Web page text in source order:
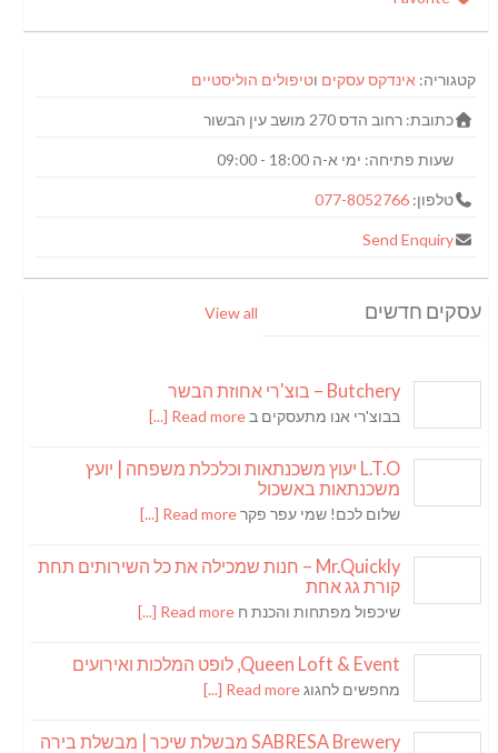
קטגוריה: אינדקס עסקים וטיפולים הוליסטיים
כתובת:רחוב הדס 270 מושב עין הבשור
שעות פתיחה: ימי א-ה 18:00 - 09:00
טלפון:077-8052766
Send Enquiry
עסקים חדשים View all
Butchery – בוצ'רי אחוזת הבשר
בבוצ'רי אנו מתעסקים ב Read more [...]
L.T.O יעוץ משכנתאות וכלכלת משפחה | יועץ
משכנתאות באשכול
שלום לכם! שמי עפר פקרRead more [...]
Mr.Quickly – חנות שמכילה את כל השירותים תחת
קורת גג אחת
שיכפול מפתחות והכנת ח Read more [...]
Queen Loft & Event, לופט המלכות ואירועים
מחפשים לחגוגRead more [...]
SABRESA Brewery מבשלת שיכר | מבשלת בירה